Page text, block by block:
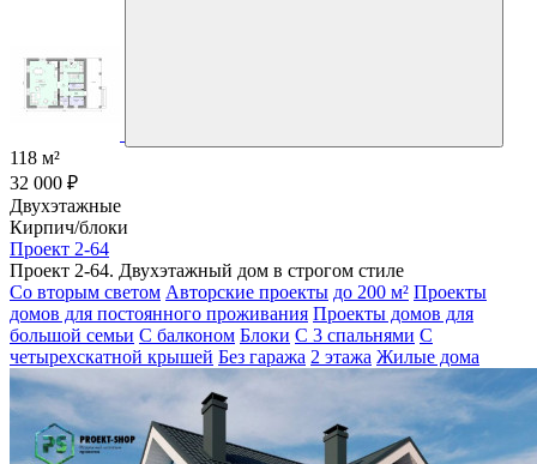
118 м²
32 000 ₽
Двухэтажные
Кирпич/блоки
Проект 2-64
Проект 2-64. Двухэтажный дом в строгом стиле
Со вторым светом Авторские проекты до 200 м² Проекты
домов для постоянного проживания Проекты домов для
большой семьи С балконом Блоки С 3 спальнями С
четырехскатной крышей Без гаража 2 этажа Жилые дома